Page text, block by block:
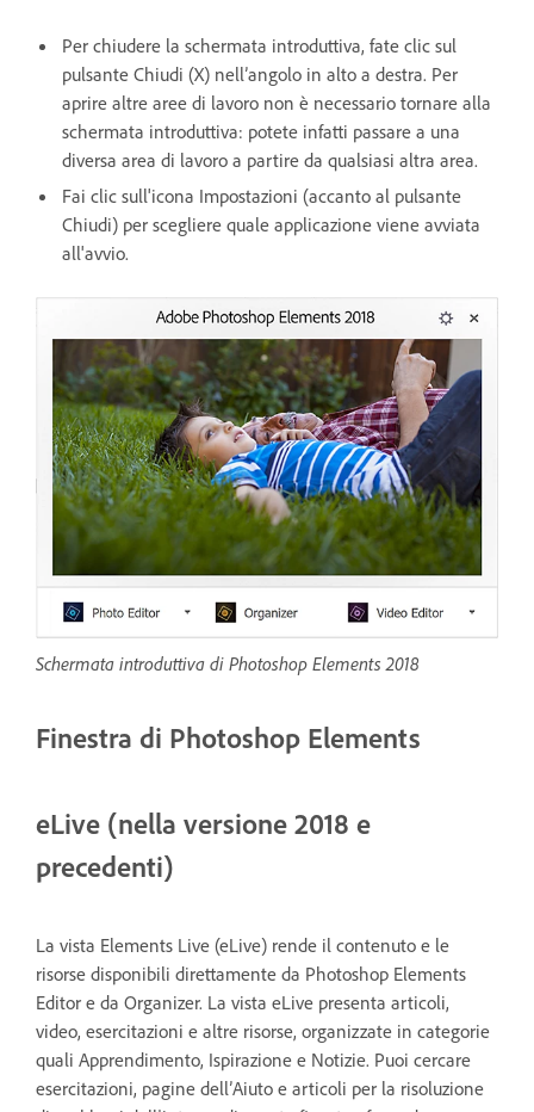
Per chiudere la schermata introduttiva, fate clic sul
pulsante Chiudi (X) nell’angolo in alto a destra. Per
aprire altre aree di lavoro non è necessario tornare alla
schermata introduttiva: potete infatti passare a una
diversa area di lavoro a partire da qualsiasi altra area.
Fai clic sull'icona Impostazioni (accanto al pulsante
Chiudi) per scegliere quale applicazione viene avviata
all'avvio.
Schermata introduttiva di Photoshop Elements 2018
Finestra di Photoshop Elements
eLive (nella versione 2018 e
precedenti)
La vista Elements Live (eLive) rende il contenuto e le
risorse disponibili direttamente da Photoshop Elements
Editor e da Organizer. La vista eLive presenta articoli,
video, esercitazioni e altre risorse, organizzate in categorie
quali Apprendimento, Ispirazione e Notizie. Puoi cercare
esercitazioni, pagine dell’Aiuto e articoli per la risoluzione